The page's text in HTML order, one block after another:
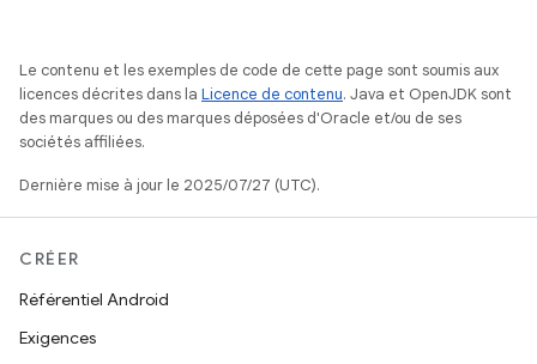
Le contenu et les exemples de code de cette page sont soumis aux
licences décrites dans la Licence de contenu. Java et OpenJDK sont
des marques ou des marques déposées d'Oracle et/ou de ses
sociétés affiliées.
Dernière mise à jour le 2025/07/27 (UTC).
CRÉER
Référentiel Android
Exigences